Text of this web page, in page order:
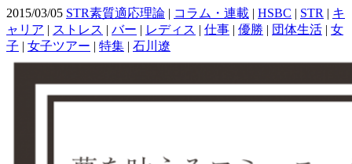
2015/03/05 STR素質適応理論 | コラム・連載 | HSBC | STR | キ
ャリア | ストレス | バー | レディス | 仕事 | 優勝 | 団体生活 | 女
子 | 女子ツアー | 特集 | 石川遼